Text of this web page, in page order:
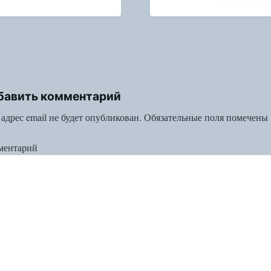
комментарий
email не будет опубликован. Обязательные поля помечены